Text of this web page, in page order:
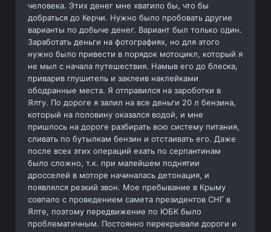
человека. Этих денег мне хватило бы, что бы
добраться до Керчи. Нужно было пробовать другие
варианты по добыче денег. Вариант был только один.
Заработать деньги на фотографиях, но для этого
нужно было привести в порядок мотоцикл, который я
не мыл с начала путешествия. Намыв его до блеска,
приварив глушитель и заклеив наклейками
ободранные места. Я отправился на зароботки в
Ялту. По дороге я залил на все деньги 20 л бензина,
который на половину оказался водой, и мне
пришлось на дороге разбирать всю систему питания,
сливать по бутылкам бензин и отстаивать его. Даже
после всех этих операций ехать по серпантинам
было сложно, т.к. при малейшем поднятии
дросселей в моторе начиналась детонация, и
появлялся резкий звон. Мое пребывание в Крыму
совпало с проведением самета президентов СНГ в
Ялте, поэтому передвижение по ЮБК было
проблематичным. Постоянно перекрывали дороги и